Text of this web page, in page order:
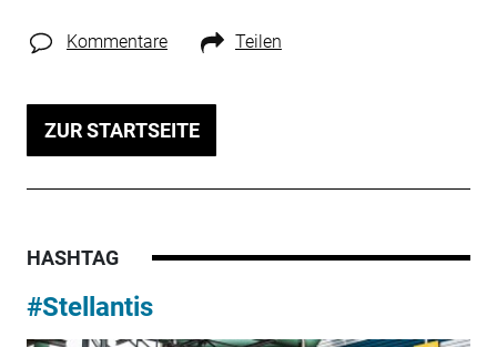
Kommentare Teilen
ZUR STARTSEITE
HASHTAG
#Stellantis